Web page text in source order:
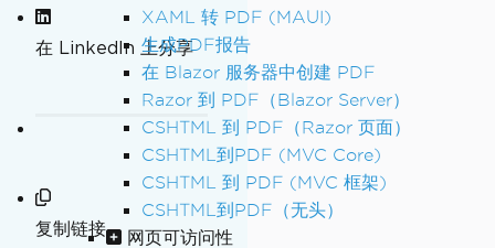
XAML 转 PDF (MAUI)
生成PDF报告
在 Blazor 服务器中创建 PDF
Razor 到 PDF（Blazor Server）
CSHTML 到 PDF（Razor 页面）
CSHTML到PDF (MVC Core)
CSHTML 到 PDF (MVC 框架)
CSHTML到PDF（无头）
网页可访问性
在 LinkedIn 上分享
复制链接